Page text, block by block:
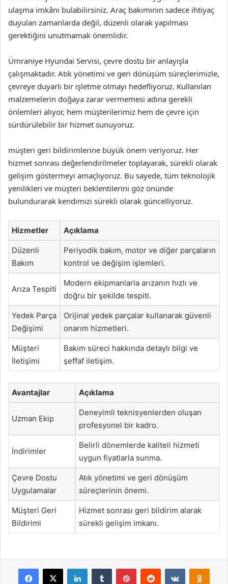
ulaşma imkânı bulabilirsiniz. Araç bakımının sadece ihtiyaç
duyulan zamanlarda değil, düzenli olarak yapılması
gerektiğini unutmamak önemlidir.
Ümraniye Hyundai Servisi, çevre dostu bir anlayışla
çalışmaktadır. Atık yönetimi ve geri dönüşüm süreçlerimizle,
çevreye duyarlı bir işletme olmayı hedefliyoruz. Kullanılan
malzemelerin doğaya zarar vermemesi adına gerekli
önlemleri alıyor, hem müşterilerimiz hem de çevre için
sürdürülebilir bir hizmet sunuyoruz.
müşteri geri bildirimlerine büyük önem veriyoruz. Her
hizmet sonrası değerlendirilmeler toplayarak, sürekli olarak
gelişim göstermeyi amaçlıyoruz. Bu sayede, tüm teknolojik
yenilikleri ve müşteri beklentilerini göz önünde
bulundurarak kendimizi sürekli olarak güncelliyoruz.
Hizmetler Açıklama
Düzenli
Bakım
Periyodik bakım, motor ve diğer parçaların
kontrol ve değişim işlemleri.
Arıza Tespiti
Modern ekipmanlarla arızanın hızlı ve
doğru bir şekilde tespiti.
Yedek Parça
Değişimi
Orijinal yedek parçalar kullanarak güvenli
onarım hizmetleri.
Müşteri
İletişimi
Bakım süreci hakkında detaylı bilgi ve
şeffaf iletişim.
Avantajlar Açıklama
Uzman Ekip
Deneyimli teknisyenlerden oluşan
profesyonel bir kadro.
İndirimler
Belirli dönemlerde kaliteli hizmeti
uygun fiyatlarla sunma.
Çevre Dostu
Uygulamalar
Atık yönetimi ve geri dönüşüm
süreçlerinin önemi.
Müşteri Geri
Bildirimi
Hizmet sonrası geri bildirim alarak
sürekli gelişim imkanı.
Facebook
X LinkedInTumblr PinterestReddit VKontakte